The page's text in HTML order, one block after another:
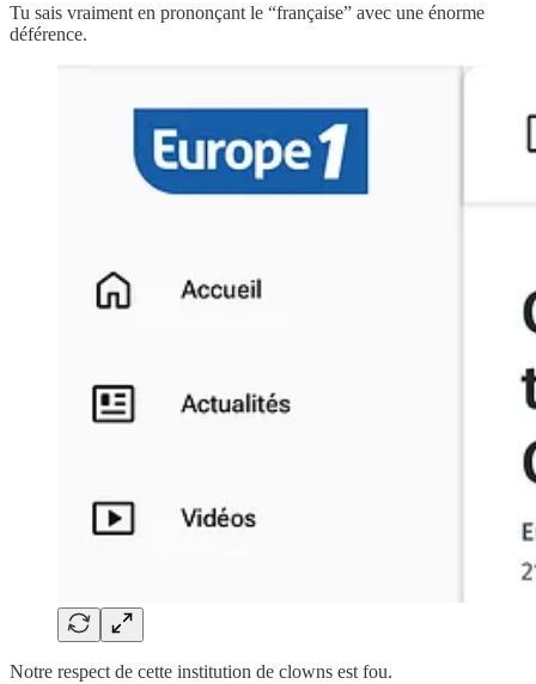
Tu sais vraiment en prononçant le “française” avec une énorme
déférence.
Notre respect de cette institution de clowns est fou.